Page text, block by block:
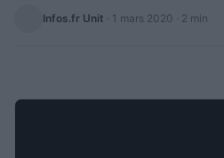
Infos.fr Unit · 1 mars 2020 · 2 min